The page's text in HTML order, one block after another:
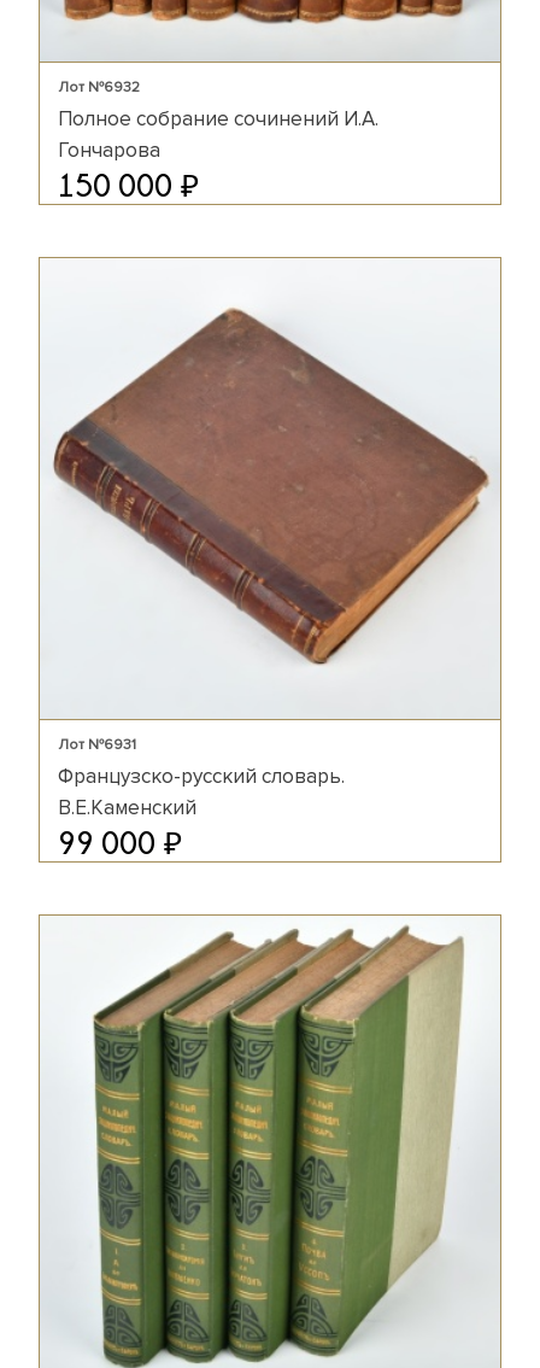
Лот №6932
Полное собрание сочинений И.А.
Гончарова
150 000 ₽
Лот №6931
Французско-русский словарь.
В.Е.Каменский
99 000 ₽